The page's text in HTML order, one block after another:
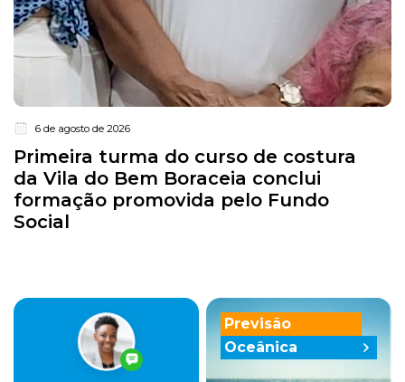
6 de agosto de 2026
Primeira turma do curso de costura
da Vila do Bem Boraceia conclui
formação promovida pelo Fundo
Social
Previsão
Oceânica